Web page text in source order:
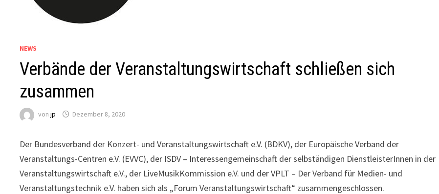
NEWS
Verbände der Veranstaltungswirtschaft schließen sich
zusammen
vonjp Dezember 8, 2020
Der Bundesverband der Konzert- und Veranstaltungswirtschaft e.V. (BDKV), der Europäische Verband der
Veranstaltungs-Centren e.V. (EVVC), der ISDV – Interessengemeinschaft der selbständigen DienstleisterInnen in der
Veranstaltungswirtschaft e.V., der LiveMusikKommission e.V. und der VPLT – Der Verband für Medien- und
Veranstaltungstechnik e.V. haben sich als „Forum Veranstaltungswirtschaft“ zusammengeschlossen.